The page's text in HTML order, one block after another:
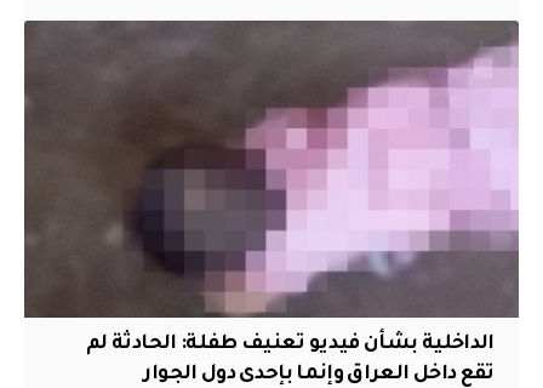
الداخلية بشأن فيديو تعنيف طفلة: الحادثة لم
تقع داخل العراق وإنما بإحدى دول الجوار